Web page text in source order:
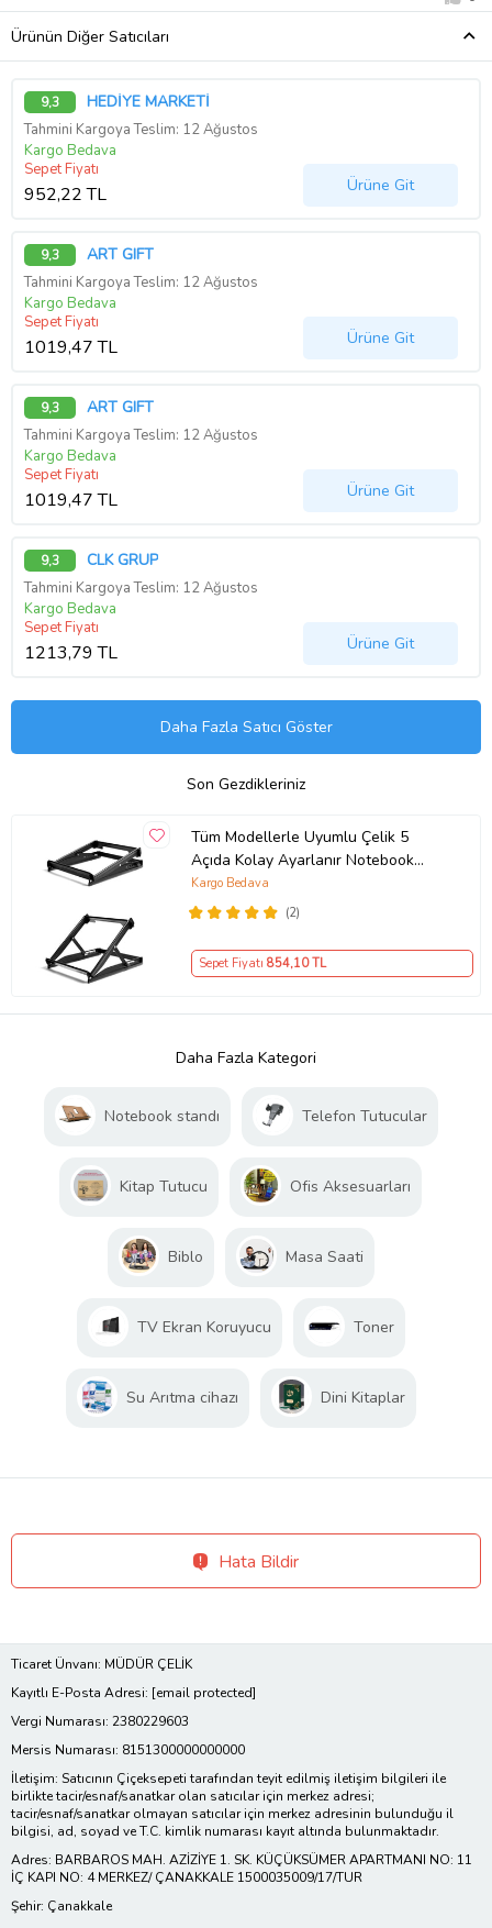
Ürünün Diğer Satıcıları
9,3 HEDİYE MARKETİ
Tahmini Kargoya Teslim: 12 Ağustos
Kargo Bedava
Sepet Fiyatı
952,22 TL Ürüne Git
9,3 ART GIFT
Tahmini Kargoya Teslim: 12 Ağustos
Kargo Bedava
Sepet Fiyatı
1019,47 TL Ürüne Git
9,3 ART GIFT
Tahmini Kargoya Teslim: 12 Ağustos
Kargo Bedava
Sepet Fiyatı
1019,47 TL Ürüne Git
9,3 CLK GRUP
Tahmini Kargoya Teslim: 12 Ağustos
Kargo Bedava
Sepet Fiyatı
1213,79 TL Ürüne Git
Daha Fazla Satıcı Göster
Son Gezdikleriniz
Tüm Modellerle Uyumlu Çelik 5
Açıda Kolay Ayarlanır Notebook
Laptop Standı Yükseltici Altlık
(Siyah)
(2)
Kargo Bedava
Sepet Fiyatı 854,10 TL
Daha Fazla Kategori
Notebook standı Telefon Tutucular
Kitap Tutucu Ofis Aksesuarları
Biblo Masa Saati
TV Ekran Koruyucu Toner
Su Arıtma cihazı Dini Kitaplar
Hata Bildir
Ticaret Ünvanı: MÜDÜR ÇELİK
Kayıtlı E-Posta Adresi: [email protected]
Vergi Numarası: 2380229603
Mersis Numarası: 8151300000000000
İletişim: Satıcının Çiçeksepeti tarafından teyit edilmiş iletişim bilgileri ile
birlikte tacir/esnaf/sanatkar olan satıcılar için merkez adresi;
tacir/esnaf/sanatkar olmayan satıcılar için merkez adresinin bulunduğu il
bilgisi, ad, soyad ve T.C. kimlik numarası kayıt altında bulunmaktadır.
Adres: BARBAROS MAH. AZİZİYE 1. SK. KÜÇÜKSÜMER APARTMANI NO: 11
İÇ KAPI NO: 4 MERKEZ/ ÇANAKKALE 1500035009/17/TUR
Şehir: Çanakkale